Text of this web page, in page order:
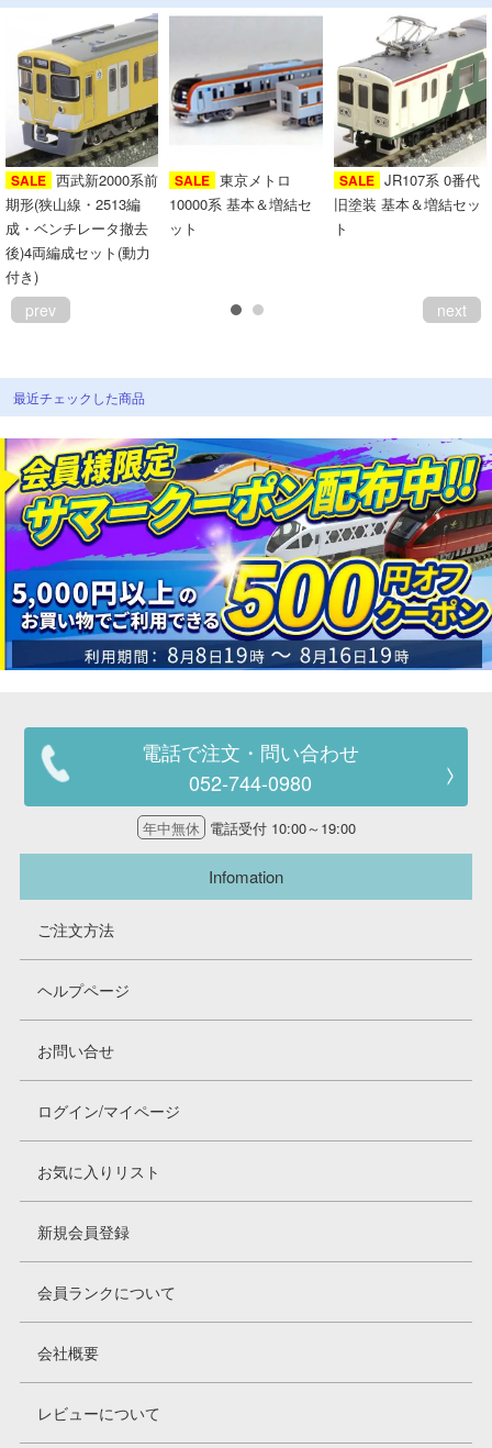
SALE 西武新2000系前
期形(狭山線・2513編
成・ベンチレータ撤去
後)4両編成セット(動力
付き)
SALE 東京メトロ
10000系 基本＆増結セ
ット
SALE JR107系 0番代
旧塗装 基本＆増結セッ
ト
prev next
最近チェックした商品
電話で注文・問い合わせ
052-744-0980
年中無休 電話受付 10:00～19:00
Infomation
ご注文方法
ヘルプページ
お問い合せ
ログイン/マイページ
お気に入りリスト
新規会員登録
会員ランクについて
会社概要
レビューについて